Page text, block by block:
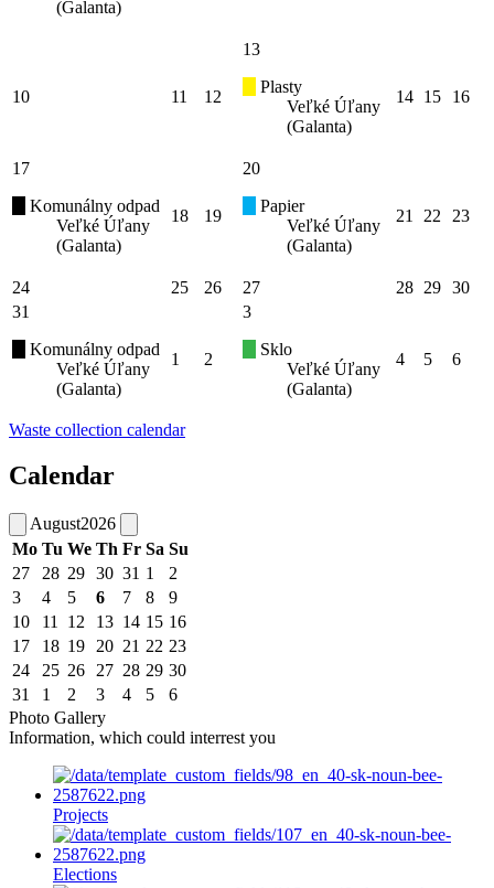
(Galanta)
10 11 12
13
Plasty
Veľké Úľany
(Galanta)
14 15 16
17
Komunálny odpad
Veľké Úľany
(Galanta)
18 19
20
Papier
Veľké Úľany
(Galanta)
21 22 23
24 25 26 27 28 29 30
31
Komunálny odpad
Veľké Úľany
(Galanta)
1 2
3
Sklo
Veľké Úľany
(Galanta)
4 5 6
Waste collection calendar
Calendar
August2026
Mo Tu We Th Fr Sa Su
27
28 29 30 31 1
2
3
4 5 6 7 8
9
10
11 12 13 14 15 16
17
18 19 20 21 22 23
24
25 26 27 28 29 30
31
1 2 3 4 5
6
Photo Gallery
Information, which could interrest you
Projects
Elections